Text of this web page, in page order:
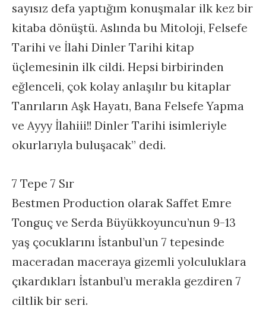
sayısız defa yaptığım konuşmalar ilk kez bir
kitaba dönüştü. Aslında bu Mitoloji, Felsefe
Tarihi ve İlahi Dinler Tarihi kitap
üçlemesinin ilk cildi. Hepsi birbirinden
eğlenceli, çok kolay anlaşılır bu kitaplar
Tanrıların Aşk Hayatı, Bana Felsefe Yapma
ve Ayyy İlahiii!! Dinler Tarihi isimleriyle
okurlarıyla buluşacak” dedi.
7 Tepe 7 Sır
Bestmen Production olarak Saffet Emre
Tonguç ve Serda Büyükkoyuncu’nun 9-13
yaş çocuklarını İstanbul’un 7 tepesinde
maceradan maceraya gizemli yolculuklara
çıkardıkları İstanbul’u merakla gezdiren 7
ciltlik bir seri.